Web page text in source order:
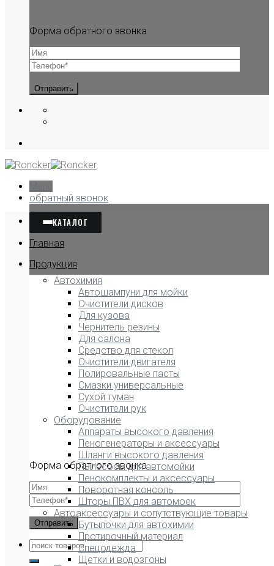
Форма обратного звонка
обратный звонок
Форма обратного звонка
КАТАЛОГ
Главная
Продукция
Автохимия
Автошампуни для мойки
Очистители дисков
Для кузова
Чернитель резины
Для салона
Средство для стекол
Очистители двигателя
Полировальные пасты
Смазки универсальные
Сухой туман
Очистители рук
Оборудование
Аппараты высокого давления
Пеногенераторы и аксессуары
Шланги высокого давления
Пылесосы для автомойки
Пенокомплекты и аксессуары
Поворотная консоль
Шторы ПВХ для автомоек
Автоаксессуары и сопутствующие товары
Бутылочки для автохимии
Протирочный материал
Спецодежда
Щетки и водозгоны